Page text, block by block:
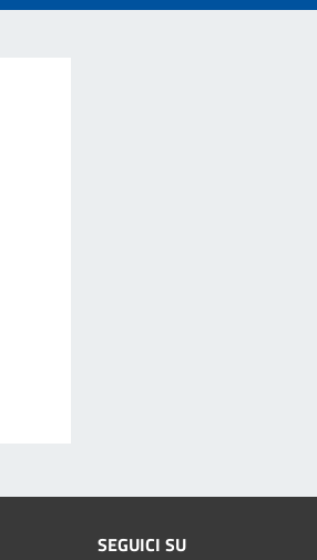
SEGUICI SU